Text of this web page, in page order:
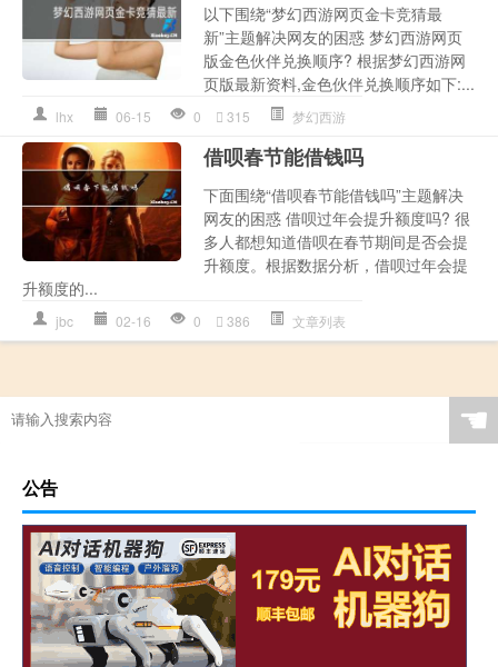
以下围绕“梦幻西游网页金卡竞猜最
新”主题解决网友的困惑 梦幻西游网页
版金色伙伴兑换顺序? 根据梦幻西游网
页版最新资料,金色伙伴兑换顺序如下:...
lhx 06-15 0 315 梦幻西游
借呗春节能借钱吗
下面围绕“借呗春节能借钱吗”主题解决
网友的困惑 借呗过年会提升额度吗? 很
多人都想知道借呗在春节期间是否会提
升额度。根据数据分析，借呗过年会提
升额度的...
jbc 02-16 0 386 文章列表
☚
公告